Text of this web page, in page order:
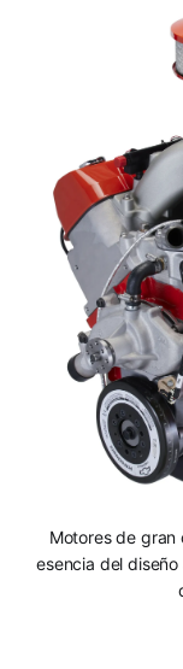
Motores de gran
esencia del